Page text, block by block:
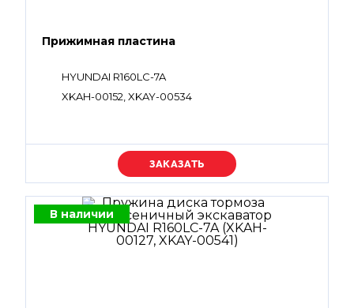
Прижимная пластина
HYUNDAI R160LC-7A
XKAH-00152, XKAY-00534
Уточняйте цену
В наличии